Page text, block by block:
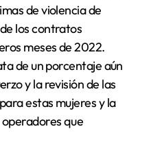
de violencia de
los contratos
meses de 2022.
de un porcentaje aún
y la revisión de las
estas mujeres y la
que